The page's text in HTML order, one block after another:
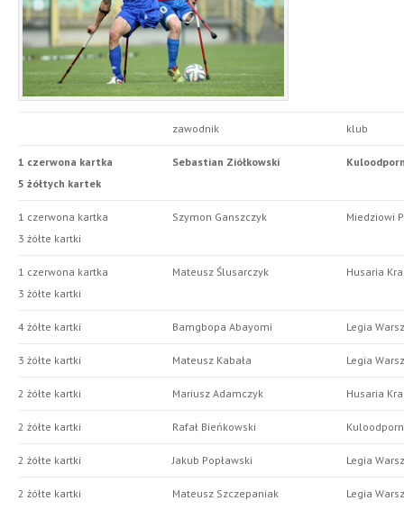
zawodnik klub
1 czerwona kartka
5 żółtych kartek
Sebastian Ziółkowski
1 czerwona kartka
3 żółte kartki
Szymon Ganszczyk Miedziowi
1 czerwona kartka
3 żółte kartki
Mateusz Ślusarczyk Husaria
4 żółte kartki Bamgbopa Abayomi Legia
3 żółte kartki Mateusz Kabała Legia
2 żółte kartki Mariusz Adamczyk Husaria
2 żółte kartki Rafał Bieńkowski
2 żółte kartki Jakub Popławski Legia
2 żółte kartki Mateusz Szczepaniak Legia